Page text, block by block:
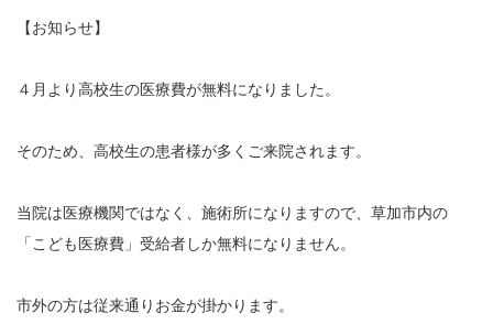
【お知らせ】
４月より高校生の医療費が無料になりました。
そのため、高校生の患者様が多くご来院されます。
当院は医療機関ではなく、施術所になりますので、草加市内の
「こども医療費」受給者しか無料になりません。
市外の方は従来通りお金が掛かります。